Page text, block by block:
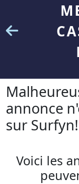
annonce
sur Surfyn!
Voici les